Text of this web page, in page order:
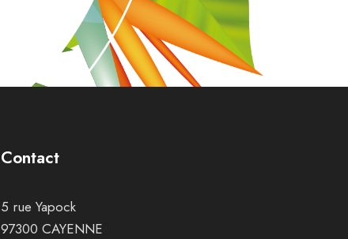
Contact
5 rue Yapock
97300 CAYENNE